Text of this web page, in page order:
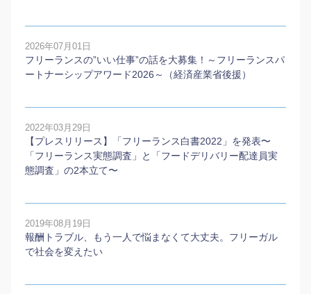
2026年07月01日
フリーランスの”いい仕事”の話を大募集！～フリーランスパ
ートナーシップアワード2026～（経済産業省後援）
2022年03月29日
【プレスリリース】「フリーランス白書2022」を発表〜
「フリーランス実態調査」と「フードデリバリー配達員実
態調査」の2本⽴て〜
2019年08月19日
報酬トラブル、もう一人で悩まなくて大丈夫。フリーガル
で社会を変えたい